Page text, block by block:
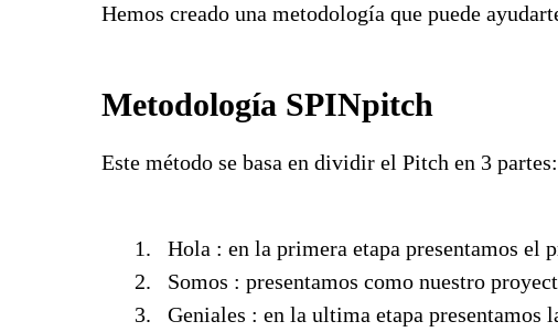
Hemos creado una metodología que puede
Metodología SPINpitch
Este método se basa en dividir el Pitch en 3 partes:
Hola : en la primera etapa presentamos el
Somos : presentamos como nuestro
Geniales : en la ultima etapa presentamos